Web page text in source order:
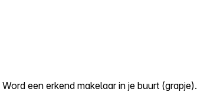
Word een erkend makelaar in je buurt (grapje).